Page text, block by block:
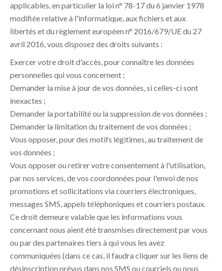
applicables, en particulier la loi n° 78-17 du 6 janvier 1978
modifiée relative à l'informatique, aux fichiers et aux
libertés et du règlement européen n° 2016/679/UE du 27
avril 2016, vous disposez des droits suivants :
Exercer votre droit d'accès, pour connaître les données
personnelles qui vous concernent ;
Demander la mise à jour de vos données, si celles-ci sont
inexactes ;
Demander la portabilité ou la suppression de vos données ;
Demander la limitation du traitement de vos données ;
Vous opposer, pour des motifs légitimes, au traitement de
vos données ;
Vous opposer ou retirer votre consentement à l'utilisation,
par nos services, de vos coordonnées pour l'envoi de nos
promotions et sollicitations via courriers électroniques,
messages SMS, appels téléphoniques et courriers postaux.
Ce droit demeure valable que les informations vous
concernant nous aient été transmises directement par vous
ou par des partenaires tiers à qui vous les avez
communiquées (dans ce cas, il faudra cliquer sur les liens de
désinscription prévus dans nos SMS ou courriels ou nous